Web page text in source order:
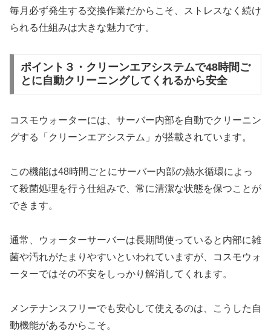
毎月必ず発生する交換作業だからこそ、ストレスなく続け
られる仕組みは大きな魅力です。
ポイント３・クリーンエアシステムで48時間ご
とに自動クリーニングしてくれるから安全
コスモウォーターには、サーバー内部を自動でクリーニン
グする「クリーンエアシステム」が搭載されています。
この機能は48時間ごとにサーバー内部の熱水循環によっ
て殺菌処理を行う仕組みで、常に清潔な状態を保つことが
できます。
通常、ウォーターサーバーは長期間使っていると内部に雑
菌や汚れがたまりやすいといわれていますが、コスモウォ
ーターではその不安をしっかり解消してくれます。
メンテナンスフリーでも安心して使えるのは、こうした自
動機能があるからこそ。